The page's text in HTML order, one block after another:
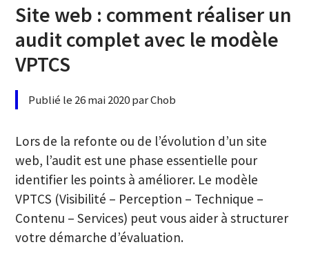
Site web : comment réaliser un
audit complet avec le modèle
VPTCS
Publié le 26 mai 2020 par Chob
Lors de la refonte ou de l’évolution d’un site
web, l’audit est une phase essentielle pour
identifier les points à améliorer. Le modèle
VPTCS (Visibilité – Perception – Technique –
Contenu – Services) peut vous aider à structurer
votre démarche d’évaluation.